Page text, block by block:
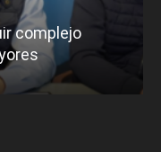
complejo